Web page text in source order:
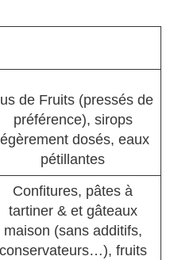
de Fruits (pressés de
préférence), sirops
légèrement dosés, eaux
pétillantes
Confitures, pâtes à
tartiner & et gâteaux
maison (sans additifs,
conservateurs…), fruits